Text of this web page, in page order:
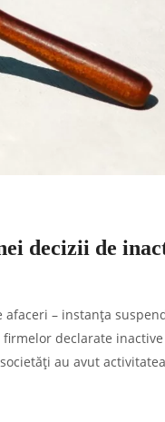
decizii de
– instanța
declarate
au avut